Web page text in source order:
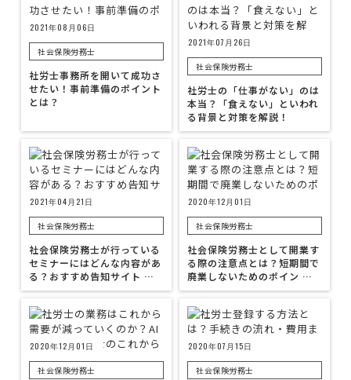
2021年08月06日
社会保険労務士
社労士事務所を開いて成功さ
せたい！事前準備のポイント
とは？
2021年07月26日
社会保険労務士
社労士の「仕事がない」のは
本当？「食えない」といわれ
る背景と対策を解説！
2021年04月21日
社会保険労務士
社会保険労務士が行っている
セミナーにはどんな内容があ
る？おすすめ告知サイト …
2020年12月01日
社会保険労務士
社会保険労務士として開業す
る際の注意点とは？短期間で
廃業しないためのポイン …
2020年12月01日
社会保険労務士
2020年07月15日
社会保険労務士